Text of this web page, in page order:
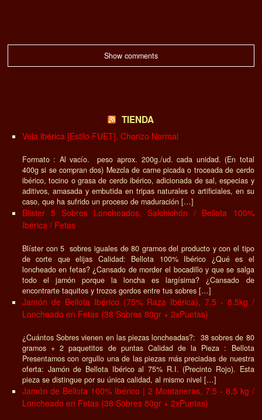
Show comments
TIENDA
Vela ibérica [Estilo FUET], Chorizo Normal
Formato : Al vacío. peso aprox. 200g./ud. cada unidad. (En total
400g si se compran dos) Mezcla de carne picada o troceada de cerdo
ibérico, tocino o grasa de cerdo ibérico, adicionada de sal, especias y
aditivos, amasada y embutida en tripas naturales o artificiales, en su
caso, que ha sufrido un proceso de maduración […]
Blister 5 Sobres Loncheados, Salchichón / Bellota 100%
Ibérica / Fetas
Blíster con 5 sobres iguales de 80 gramos del producto y con el tipo
de corte que elijas Calidad: Bellota 100% Ibérico ¿Qué es el
loncheado en fetas? ¿Cansado de morder el bocadillo y que se salga
todo el jamón porque la loncha es largísima? ¿Cansado de
encontrarte taquitos y trozos gordos entre tus sobres […]
Jamón de Bellota Ibérico (75% Raza Ibérica), 7.5 - 8.5kg /
Loncheado en Fetas (38 Sobres 80gr + 2xPuntas)
¿Cuántos Sobres vienen en las piezas loncheadas?: 38 sobres de 80
gramos + 2 paquetitos de puntas Calidad de la Pieza : Bellota
Presentamos con orgullo una de las piezas más preciadas de nuestra
oferta: Jamón de Bellota Ibérico al 75% R.I. (Precinto Rojo). Esta
pieza se distingue por su única calidad, al mismo nivel […]
Jamón de Bellota 100% Ibérico | 2 Montaneras, 7.5 - 8.5 kg /
Loncheado en Fetas (38 Sobres 80gr + 2xPuntas)